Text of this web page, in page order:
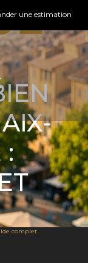
une estimation
:
complet